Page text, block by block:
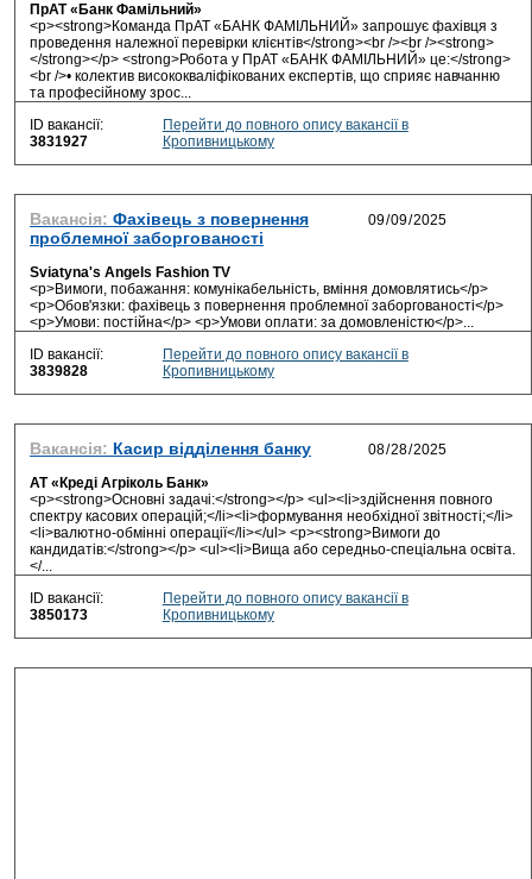
ПрАТ «Банк Фамільний»
<p><strong>Команда ПрАТ «БАНК ФАМІЛЬНИЙ» запрошує фахівця з
проведення належної перевірки клієнтів</strong><br /><br /><strong>
</strong></p> <strong>Робота у ПрАТ «БАНК ФАМІЛЬНИЙ» це:</strong>
<br />• колектив висококваліфікованих експертів, що сприяє навчанню
та професійному зрос...
ID вакансії:
3831927
Перейти до повного опису вакансії в
Кропивницькому
Вакансія: Фахівець з повернення
проблемної заборгованості
Sviatyna's Angels Fashion TV
<p>Вимоги, побажання: комунікабельність, вміння домовлятись</p>
<p>Обов'язки: фахівець з повернення проблемної заборгованості</p>
<p>Умови: постійна</p> <p>Умови оплати: за домовленістю</p>...
ID вакансії:
3839828
Перейти до повного опису вакансії в
Кропивницькому
Вакансія: Касир відділення банку
АТ «Креді Агріколь Банк»
<p><strong>Основні задачі:</strong></p> <ul><li>здійснення повного
спектру касових операцій;</li><li>формування необхідної звітності;</li>
<li>валютно-обмінні операції</li></ul> <p><strong>Вимоги до
кандидатів:</strong></p> <ul><li>Вища або середньо-спеціальна освіта.
</...
ID вакансії:
3850173
Перейти до повного опису вакансії в
Кропивницькому